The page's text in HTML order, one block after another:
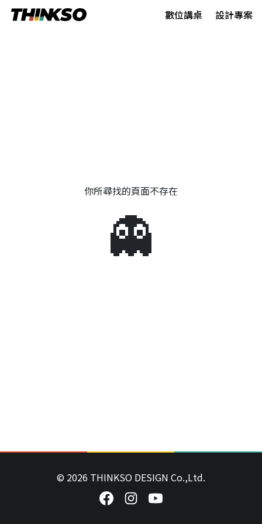
數位講桌 設計專案
你所尋找的頁面不存在
👻
© 2026 THINKSO DESIGN Co.,Ltd.